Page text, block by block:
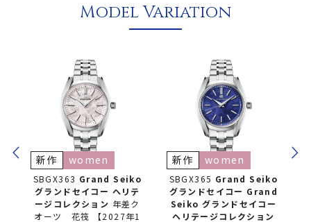
Model Variation
SBGX363 Grand Seiko
グランドセイコー ヘリテ
ージコレクション 年差ク
オーツ 花筏 【2027年1
新作 women
SBGX365 Grand Seiko
グランドセイコー Grand
Seiko グランドセイコー
ヘリテージコレクション
新作 women